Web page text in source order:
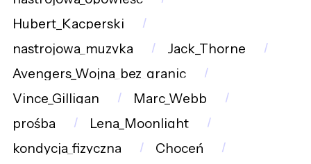
Hubert_Kacperski
nastrojowa_muzyka
Jack_Thorne
Avengers_Wojna_bez_granic
Vince_Gilligan
Marc_Webb
prośba
Lena_Moonlight
kondycja_fizyczna
Choceń